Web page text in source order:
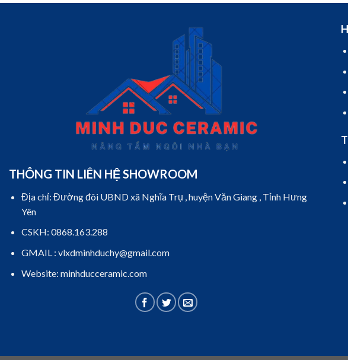
THÔNG TIN LIÊN HỆ SHOWROOM
Địa chỉ: Đường đôi UBND xã Nghĩa Trụ , huyện Văn Giang , Tỉnh Hưng
Yên
CSKH: 0868.163.288
GMAIL : vlxdminhduchy@gmail.com
Website: minhducceramic.com